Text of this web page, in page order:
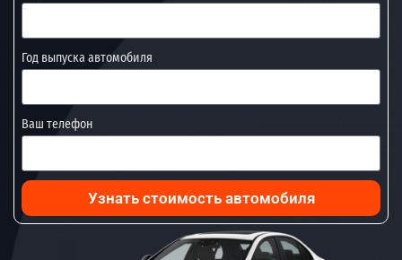
Год выпуска автомобиля
Ваш телефон
Узнать стоимость автомобиля